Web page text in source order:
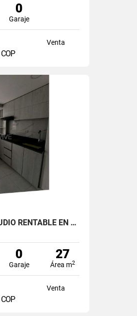
0
Garaje
Venta
COP
SE VENDE APARTAESTUDIO RENTABLE EN PRIMAVERA 6-39 ET 2
0
Garaje
27
Área m2
Venta
COP